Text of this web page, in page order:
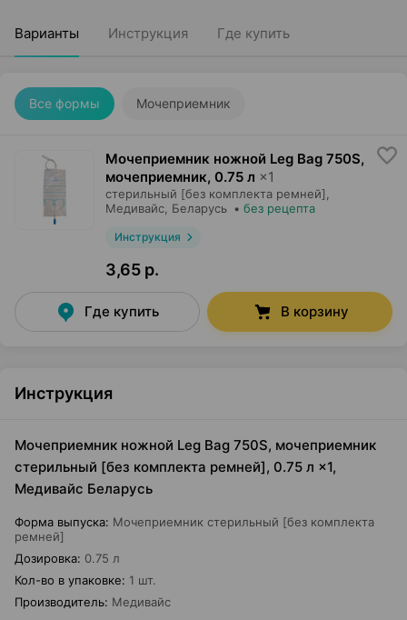
Варианты Инструкция Где купить
Все формы Мочеприемник
Мочеприемник ножной Leg Bag 750S,
мочеприемник, 0.75 л ×1
стерильный [без комплекта ремней],
Медивайс , Беларусь • без рецепта
Инструкция
3,65 р.
Где купить В корзину
Инструкция
Мочеприемник ножной Leg Bag 750S, мочеприемник
стерильный [без комплекта ремней], 0.75 л ×1,
Медивайс Беларусь
Форма выпуска: Мочеприемник стерильный [без комплекта
ремней]
Дозировка: 0.75 л
Кол-во в упаковке: 1 шт.
Производитель: Медивайс